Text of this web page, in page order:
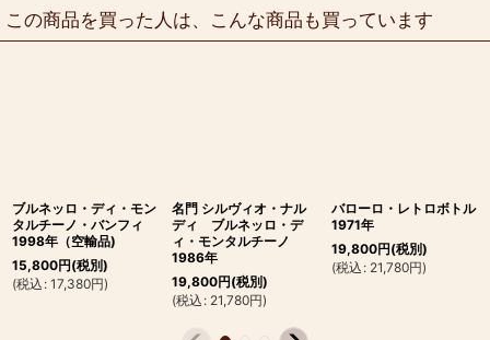
この商品を買った人は、こんな商品も買っています
ブルネッロ・ディ・モン
タルチーノ・バンフィ
1998年（空輸品)
15,800円(税別)
(税込 : 17,380円)
名門 シルヴィオ・ナル
ディ ブルネッロ・デ
ィ・モンタルチーノ
1986年
19,800円(税別)
(税込 : 21,780円)
バローロ・レトロボトル
1971年
19,800円(税別)
(税込 : 21,780円)